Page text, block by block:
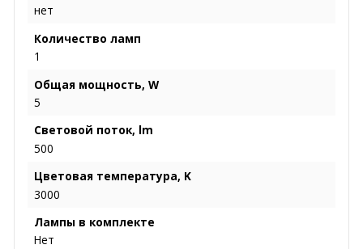
нет
Количество ламп
1
Общая мощность, W
5
Световой поток, lm
500
Цветовая температура, K
3000
Лампы в комплекте
Нет